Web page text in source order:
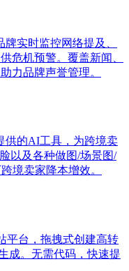
实时监控网络提及、
危机预警。覆盖新闻、
力品牌声誉管理。
供的AI工具，为跨境卖
以及各种做图/场景图/
境卖家降本增效。
平台，拖拽式创建高转
成。无需代码，快速提